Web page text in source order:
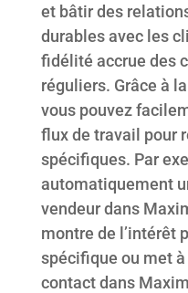
et bâtir des
durables avec les
fidélité accrue des
réguliers. Grâce à
vous pouvez
flux de travail pour
spécifiques. Par
automatiquement
vendeur dans
montre de l’intérêt
spécifique ou met
contact dans